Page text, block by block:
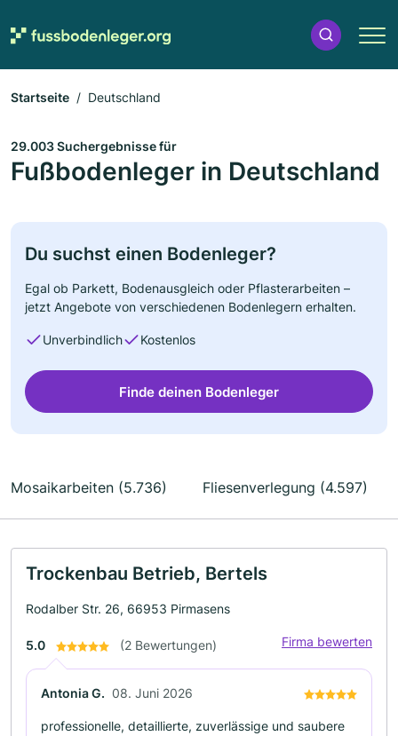
Startseite Deutschland
29.003 Suchergebnisse für
Fußbodenleger in Deutschland
Du suchst einen Bodenleger?
Egal ob Parkett, Bodenausgleich oder Pflasterarbeiten –
jetzt Angebote von verschiedenen Bodenlegern erhalten.
Unverbindlich Kostenlos
Finde deinen Bodenleger
Mosaikarbeiten (5.736) Fliesenverlegung (4.597)
Trockenbau Betrieb, Bertels
Rodalber Str. 26, 66953 Pirmasens
5.0 (2 Bewertungen) Firma bewerten
Antonia G. 08. Juni 2026
professionelle, detaillierte, zuverlässige und saubere